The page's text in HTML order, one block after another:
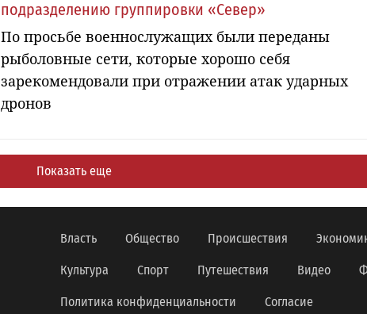
подразделению группировки «Север»
По просьбе военнослужащих были переданы
рыболовные сети, которые хорошо себя
зарекомендовали при отражении атак ударных
дронов
Показать еще
Власть Общество Происшествия
Культура Спорт Путешествия Видео
Политика конфиденциальности Согласие